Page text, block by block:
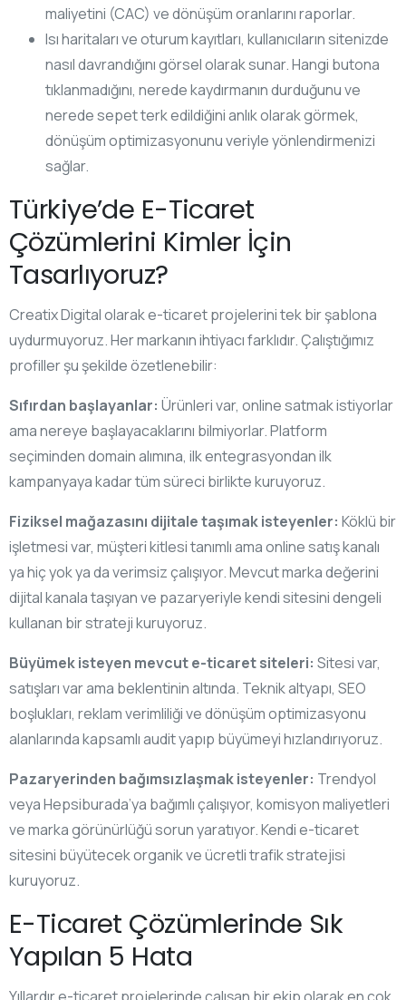
maliyetini (CAC) ve dönüşüm oranlarını raporlar.
Isı haritaları ve oturum kayıtları, kullanıcıların sitenizde
nasıl davrandığını görsel olarak sunar. Hangi butona
tıklanmadığını, nerede kaydırmanın durduğunu ve
nerede sepet terk edildiğini anlık olarak görmek,
dönüşüm optimizasyonunu veriyle yönlendirmenizi
sağlar.
Türkiye’de E-Ticaret
Çözümlerini Kimler İçin
Tasarlıyoruz?
Creatix Digital olarak e-ticaret projelerini tek bir şablona
uydurmuyoruz. Her markanın ihtiyacı farklıdır. Çalıştığımız
profiller şu şekilde özetlenebilir:
Sıfırdan başlayanlar: Ürünleri var, online satmak istiyorlar
ama nereye başlayacaklarını bilmiyorlar. Platform
seçiminden domain alımına, ilk entegrasyondan ilk
kampanyaya kadar tüm süreci birlikte kuruyoruz.
Fiziksel mağazasını dijitale taşımak isteyenler: Köklü bir
işletmesi var, müşteri kitlesi tanımlı ama online satış kanalı
ya hiç yok ya da verimsiz çalışıyor. Mevcut marka değerini
dijital kanala taşıyan ve pazaryeriyle kendi sitesini dengeli
kullanan bir strateji kuruyoruz.
Büyümek isteyen mevcut e-ticaret siteleri: Sitesi var,
satışları var ama beklentinin altında. Teknik altyapı, SEO
boşlukları, reklam verimliliği ve dönüşüm optimizasyonu
alanlarında kapsamlı audit yapıp büyümeyi hızlandırıyoruz.
Pazaryerinden bağımsızlaşmak isteyenler: Trendyol
veya Hepsiburada’ya bağımlı çalışıyor, komisyon maliyetleri
ve marka görünürlüğü sorun yaratıyor. Kendi e-ticaret
sitesini büyütecek organik ve ücretli trafik stratejisi
kuruyoruz.
E-Ticaret Çözümlerinde Sık
Yapılan 5 Hata